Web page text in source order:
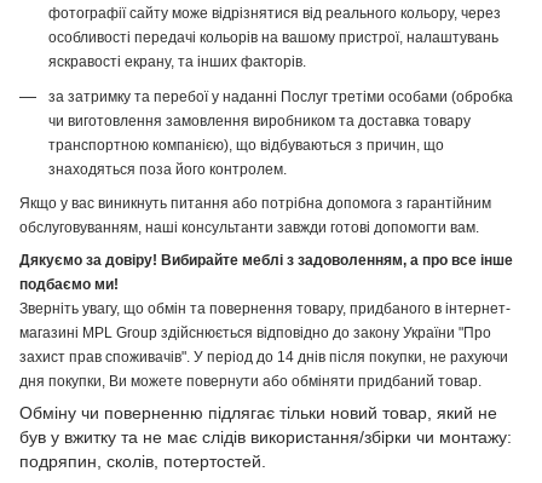
фотографії сайту може відрізнятися від реального кольору, через
особливості передачі кольорів на вашому пристрої, налаштувань
яскравості екрану, та інших факторів.
за затримку та перебої у наданні Послуг третіми особами (обробка
чи виготовлення замовлення виробником та доставка товару
транспортною компанією), що відбуваються з причин, що
знаходяться поза його контролем.
Якщо у вас виникнуть питання або потрібна допомога з гарантійним
обслуговуванням, наші консультанти завжди готові допомогти вам.
Дякуємо за довіру! Вибирайте меблі з задоволенням, а про все інше
подбаємо ми!
Зверніть увагу, що обмін та повернення товару, придбаного в інтернет-
магазині MPL Group здійснюється відповідно до закону України "Про
захист прав споживачів". У період до 14 днів після покупки, не рахуючи
дня покупки, Ви можете повернути або обміняти придбаний товар.
Обміну чи поверненню підлягає тільки новий товар, який не
був у вжитку та не має слідів використання/збірки чи монтажу:
подряпин, сколів, потертостей.